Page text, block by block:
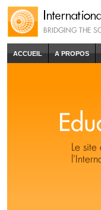
ACCUEIL A PROPOS